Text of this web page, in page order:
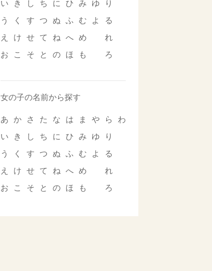
い
う
え
お
き
く
け
こ
し
す
せ
そ
ち
つ
て
と
に
ぬ
ね
の
ひ
ふ
へ
ほ
み
む
め
も
ゆ
よ
り
る
れ
ろ
女の子の名前から探す
あ
い
う
え
お
か
き
く
け
こ
さ
し
す
せ
そ
た
ち
つ
て
と
な
に
ぬ
ね
の
は
ひ
ふ
へ
ほ
ま
み
む
め
も
や
ゆ
よ
ら
り
る
れ
ろ
わ